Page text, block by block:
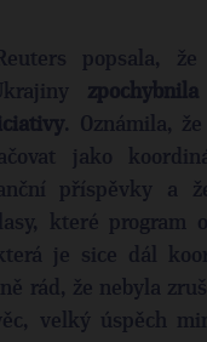
popsala,
. Oznámila,
jako
příspěvky a
které program
je sice dál
rád, že nebyla
velký úspěch